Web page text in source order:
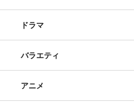
ドラマ
バラエティ
アニメ